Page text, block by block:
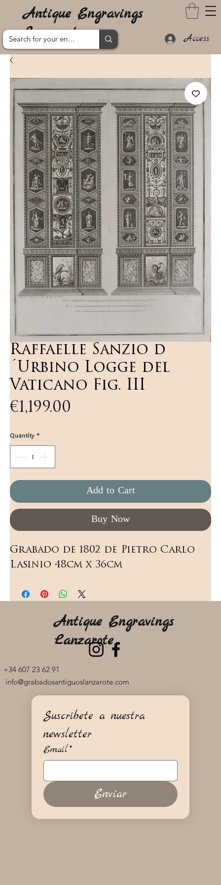
Antique Engravings
Lanzarote
Access
Raffaelle Sanzio d
´Urbino Logge del
Vaticano Fig. III
€1,199.00
Quantity*
Add to Cart
Buy Now
Grabado de 1802 de Pietro Carlo
Lasinio 48cm x 36cm
+34 607 23 62 91
info@grabadosantiguoslanzarote.com
Antique Engravings
Lanzarote
Suscríbete a nuestra
newsletter
Email*
Enviar